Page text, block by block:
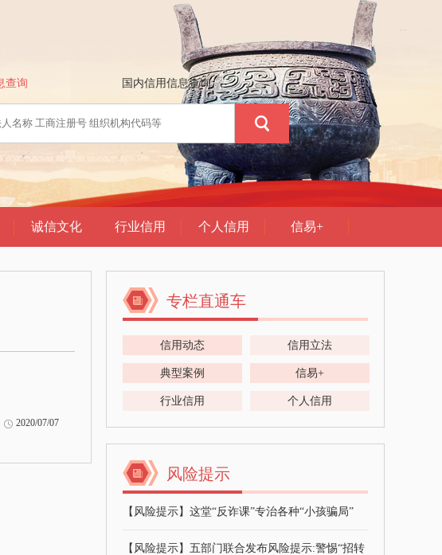
2020/07/07
专栏直通车
信用动态 信用立法
典型案例 信易+
行业信用 个人信用
风险提示
【风险提示】这堂“反诈课”专治各种“小孩骗局”
【风险提示】五部门联合发布风险提示:警惕“招转